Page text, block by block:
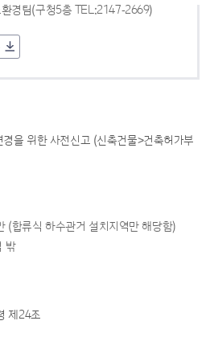
경팀(구청5층 TEL:2147-2669)
을 위한 사전신고 (신축건물>건축허가부
(합류식 하수관거 설치지역만 해당함)
밖
제24조